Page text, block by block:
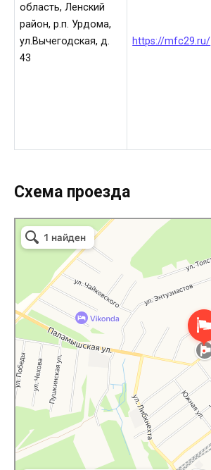
область, Ленский
район, р.п. Урдома,
ул.Вычегодская, д.
43
https://mfc29.ru/
Схема проезда
МФЦ Мои документы
МФЦ в Архангельской области